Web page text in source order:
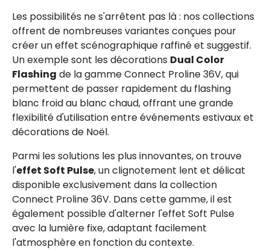
Les possibilités ne s'arrêtent pas là : nos collections
offrent de nombreuses variantes conçues pour
créer un effet scénographique raffiné et suggestif.
Un exemple sont les décorations Dual Color
Flashing de la gamme Connect Proline 36V, qui
permettent de passer rapidement du flashing
blanc froid au blanc chaud, offrant une grande
flexibilité d'utilisation entre événements estivaux et
décorations de Noël.
Parmi les solutions les plus innovantes, on trouve
l'effet Soft Pulse, un clignotement lent et délicat
disponible exclusivement dans la collection
Connect Proline 36V. Dans cette gamme, il est
également possible d'alterner l'effet Soft Pulse
avec la lumière fixe, adaptant facilement
l'atmosphère en fonction du contexte.